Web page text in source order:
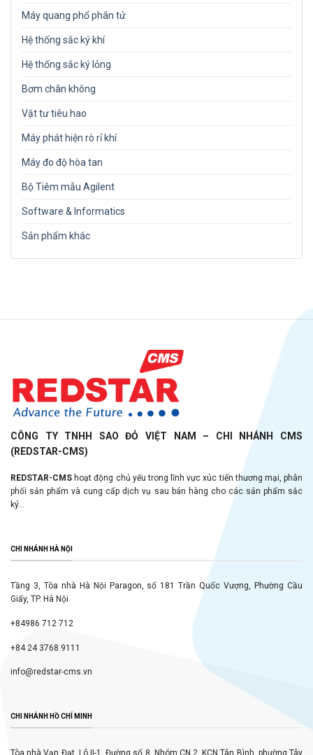
Máy quang phổ phân tử
Hệ thống sắc ký khí
Hệ thống sắc ký lỏng
Bơm chân không
Vật tư tiêu hao
Máy phát hiện rò rỉ khí
Máy đo độ hòa tan
Bộ Tiêm mẫu Agilent
Software & Informatics
Sản phẩm khác
CÔNG TY TNHH SAO ĐỎ VIỆT NAM – CHI NHÁNH CMS
(REDSTAR-CMS)
REDSTAR-CMS hoạt động chủ yếu trong lĩnh vực xúc tiến thương mại, phân
phối sản phẩm và cung cấp dịch vụ sau bán hàng cho các sản phẩm sắc
ký...
CHI NHÁNH HÀ NỘI
Tầng 3, Tòa nhà Hà Nội Paragon, số 181 Trần Quốc Vượng, Phường Cầu
Giấy, TP. Hà Nội
+84986 712 712
+84 24 3768 9111
info@redstar-cms.vn
CHI NHÁNH HỒ CHÍ MINH
Tòa nhà Vạn Đạt, Lô II-1, Đường số 8, Nhóm CN 2, KCN Tân Bình, phường Tây